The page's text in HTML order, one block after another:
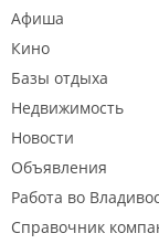
Афиша
Кино
Базы отдыха
Недвижимость
Новости
Объявления
Работа во
Справочник